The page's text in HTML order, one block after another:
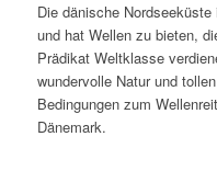
Die dänische
und hat Wellen zu bieten,
Prädikat Weltklasse
wundervolle Natur und
Bedingungen zum
Dänemark.